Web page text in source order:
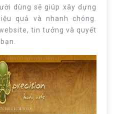
dùng sẽ giúp xây dựng
quả và nhanh chóng.
tin tưởng và quyết